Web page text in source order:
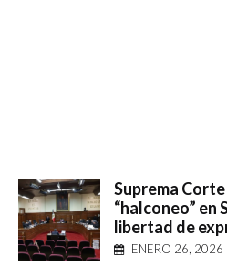
Suprema
“halconeo” en
libertad de
ENERO 26, 2026